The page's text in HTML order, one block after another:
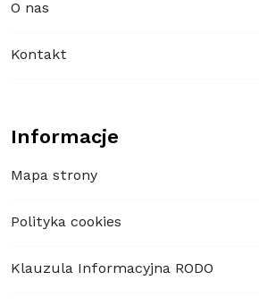
O nas
Kontakt
Informacje
Mapa strony
Polityka cookies
Klauzula Informacyjna RODO